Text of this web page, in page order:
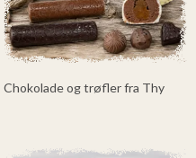
Chokolade og trøfler fra Thy